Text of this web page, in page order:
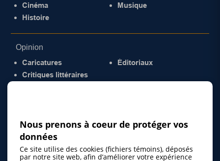
Cinéma
Histoire
Musique
Opinion
Caricatures
Critiques littéraires
Éditoriaux
Nous prenons à coeur de protéger vos
données
Ce site utilise des cookies (fichiers témoins), déposés
par notre site web, afin d’améliorer votre expérience